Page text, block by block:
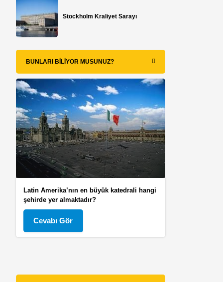
Stockholm Kraliyet Sarayı
BUNLARI BILIYOR MUSUNUZ?
Latin Amerika’nın en büyük katedrali hangi
şehirde yer almaktadır?
Cevabı Gör